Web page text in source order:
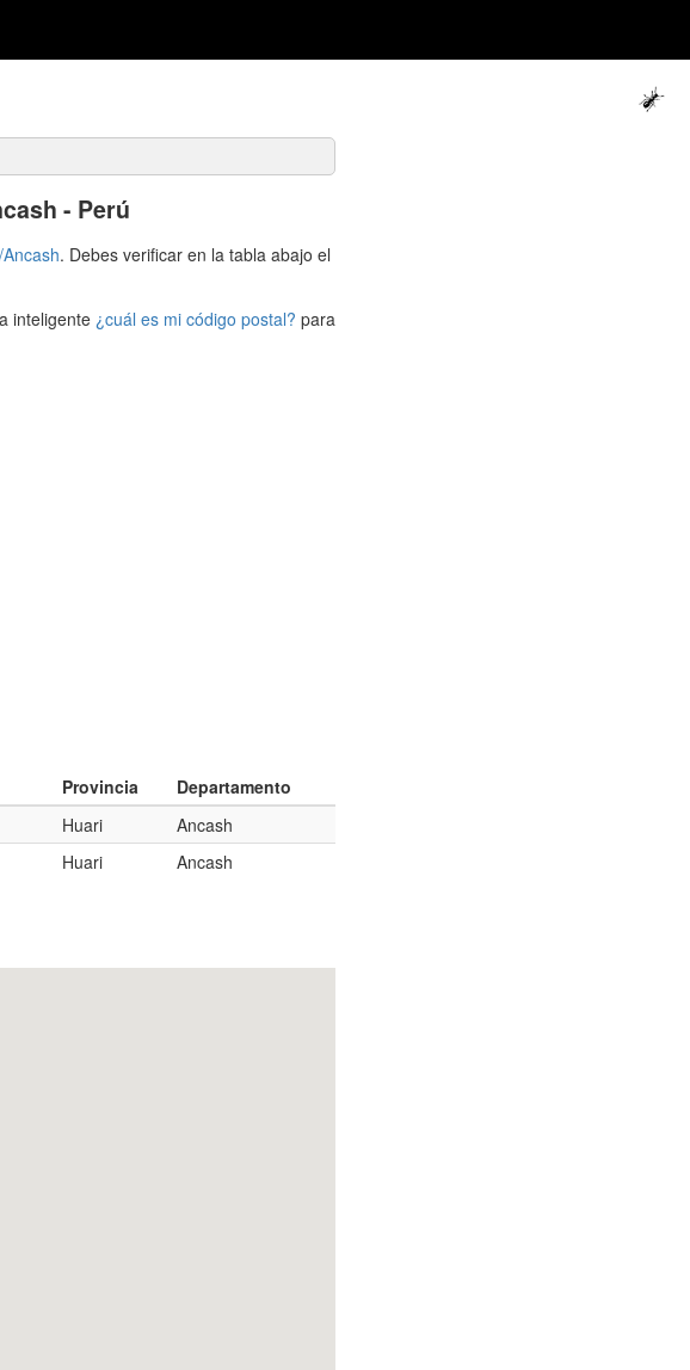
- Perú
. Debes verificar en la tabla abajo el
inteligente ¿cuál es mi código postal? para
Provincia
Departamento
Huari
Ancash
Huari Ancash